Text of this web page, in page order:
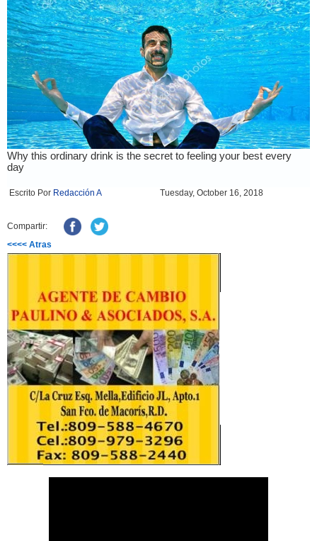
Escrito Por Redacción A Tuesday, October 16, 2018
Compartir:
<<<< Atras